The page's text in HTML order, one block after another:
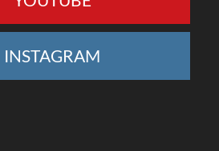
INSTAGRAM